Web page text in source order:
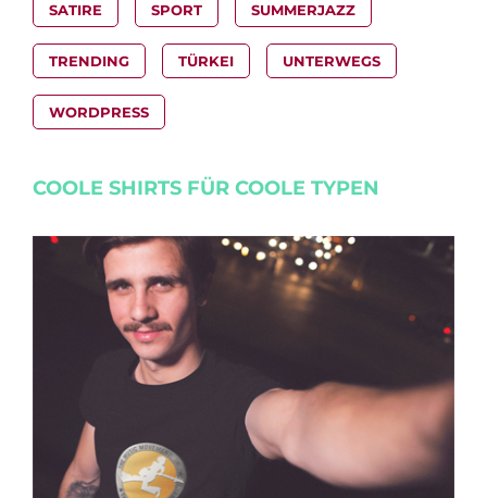
SATIRE SPORT SUMMERJAZZ
TRENDING TÜRKEI UNTERWEGS
WORDPRESS
COOLE SHIRTS FÜR COOLE TYPEN